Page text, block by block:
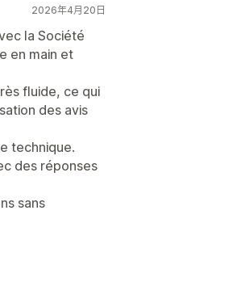
2026年4月20日
la Société
en main et
fluide, ce qui
des avis
technique.
des réponses
sans